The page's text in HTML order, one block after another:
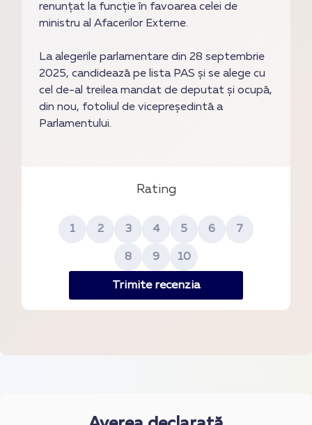
renunțat la funcție în favoarea celei de
ministru al Afacerilor Externe.
La alegerile parlamentare din 28 septembrie
2025, candidează pe lista PAS și se alege cu
cel de-al treilea mandat de deputat și ocupă,
din nou, fotoliul de vicepreședintă a
Parlamentului.
Rating
1 2 3 4 5 6 7
8 9 10
Trimite recenzia